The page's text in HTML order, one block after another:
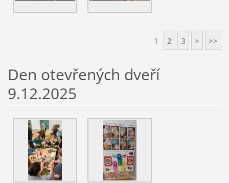
1 2 3 > >>
Den otevřených dveří
9.12.2025